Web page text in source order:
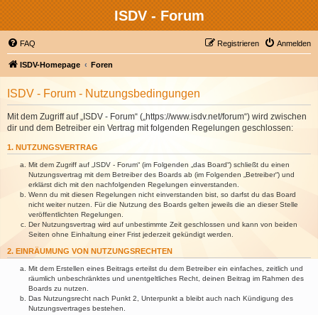
ISDV - Forum
FAQ Anmelden
Registrieren
ISDV-Homepage Foren
ISDV - Forum - Nutzungsbedingungen
Mit dem Zugriff auf „ISDV - Forum“ („https://www.isdv.net/forum“) wird zwischen
dir und dem Betreiber ein Vertrag mit folgenden Regelungen geschlossen:
1. NUTZUNGSVERTRAG
Mit dem Zugriff auf „ISDV - Forum“ (im Folgenden „das Board“) schließt du einen
Nutzungsvertrag mit dem Betreiber des Boards ab (im Folgenden „Betreiber“) und
erklärst dich mit den nachfolgenden Regelungen einverstanden.
Wenn du mit diesen Regelungen nicht einverstanden bist, so darfst du das Board
nicht weiter nutzen. Für die Nutzung des Boards gelten jeweils die an dieser Stelle
veröffentlichten Regelungen.
Der Nutzungsvertrag wird auf unbestimmte Zeit geschlossen und kann von beiden
Seiten ohne Einhaltung einer Frist jederzeit gekündigt werden.
2. EINRÄUMUNG VON NUTZUNGSRECHTEN
Mit dem Erstellen eines Beitrags erteilst du dem Betreiber ein einfaches, zeitlich und
räumlich unbeschränktes und unentgeltliches Recht, deinen Beitrag im Rahmen des
Boards zu nutzen.
Das Nutzungsrecht nach Punkt 2, Unterpunkt a bleibt auch nach Kündigung des
Nutzungsvertrages bestehen.